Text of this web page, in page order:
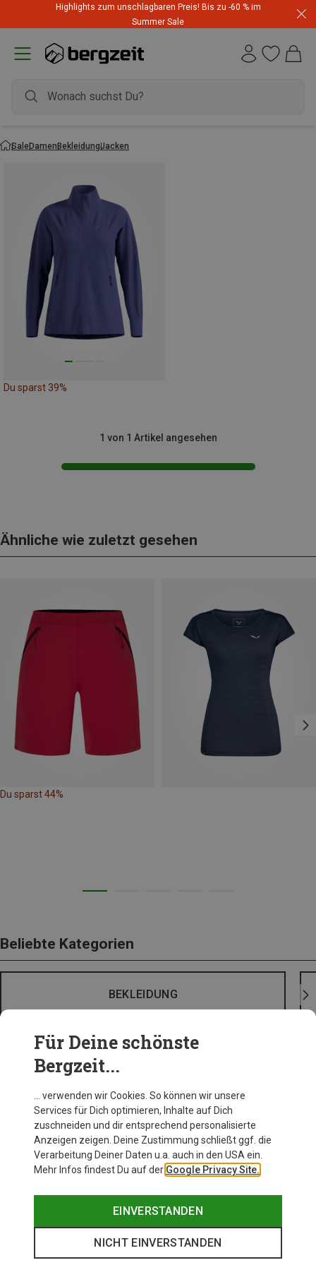
Highlights zum unschlagbaren Preis! Bis zu -60 % im
Summer Sale
SaleDamenBekleidungJacken
Du sparst 39%
1 von 1 Artikel angesehen
Ähnliche wie zuletzt gesehen
Du sparst 44%
Beliebte Kategorien
BEKLEIDUNG
Für Deine schönste
Bergzeit...
… verwenden wir Cookies. So können wir unsere
Services für Dich optimieren, Inhalte auf Dich
zuschneiden und dir entsprechend personalisierte
Anzeigen zeigen. Deine Zustimmung schließt ggf. die
Verarbeitung Deiner Daten u.a. auch in den USA ein.
Mehr Infos findest Du auf der Google Privacy Site.
EINVERSTANDEN
NICHT EINVERSTANDEN